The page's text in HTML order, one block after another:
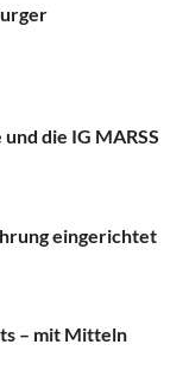
die IG MARSS
eingerichtet
– mit Mitteln